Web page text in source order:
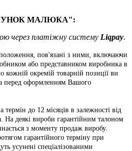
МАЛЮКА":
через платіжну систему Liqpay.
положення, пов'язані з ними, включаючи
або представником виробника в
кожній окремій товарній позиції ви
перед оформленням Вашого
термін до 12 місяців в залежності від
На деякі вироби гарантійним талоном
з моменту продаж виробу.
гарантійного терміну при
усунені спеціалізованими